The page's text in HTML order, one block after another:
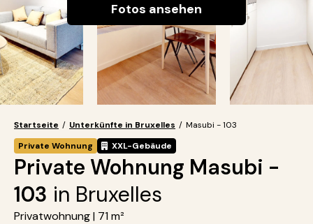
Fotos ansehen
Startseite / Unterkünfte in Bruxelles / Masubi - 103
Private Wohnung
XXL-Gebäude
Private Wohnung Masubi -
103 in Bruxelles
Privatwohnung | 71 m²